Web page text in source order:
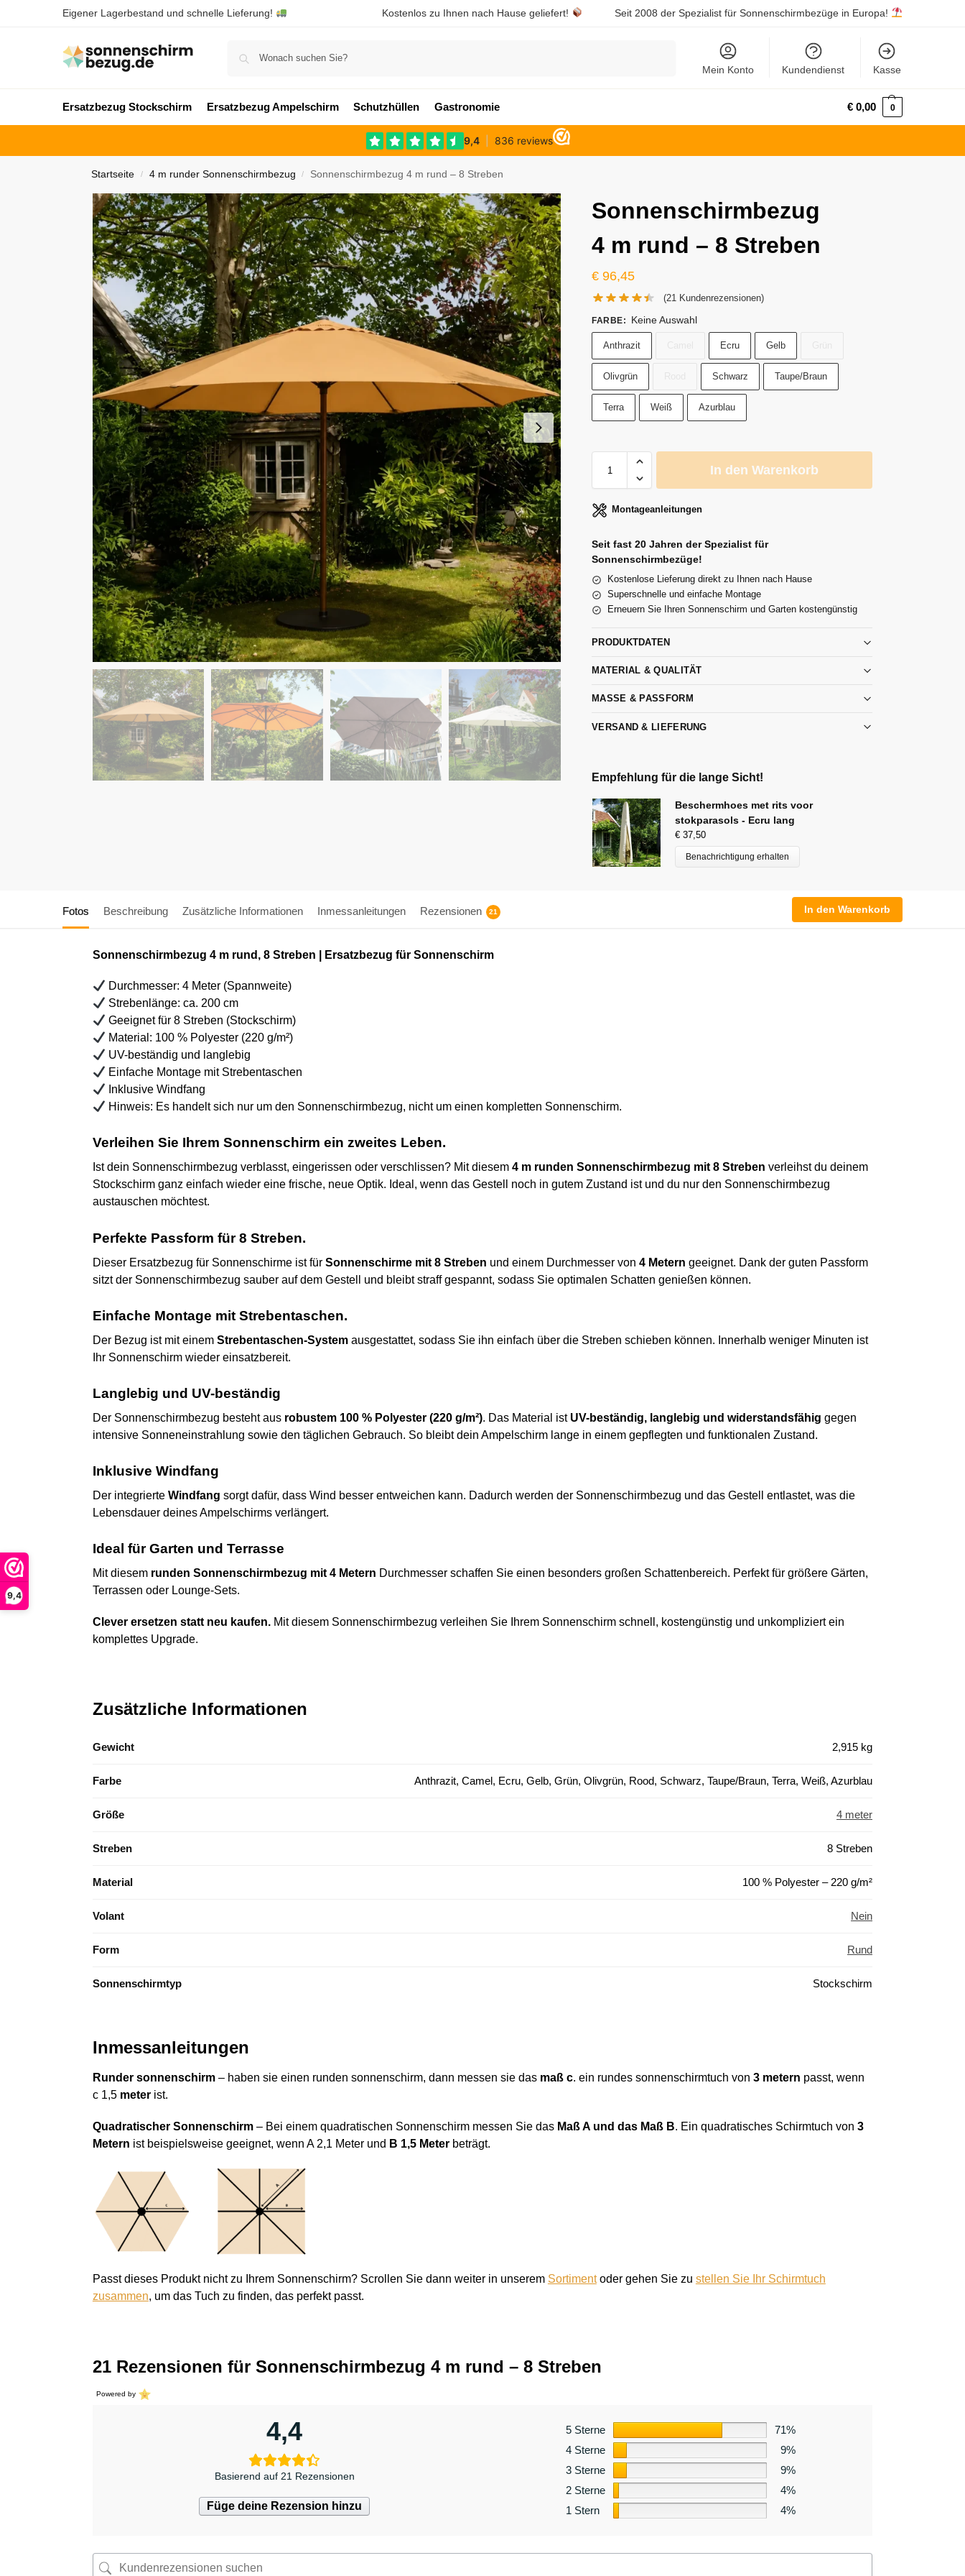
9,4
Eigener Lagerbestand und schnelle Lieferung! Kostenlos zu Ihnen nach Hause geliefert! Seit 2008 der Spezialist für Sonnenschirmbezüge in Europa!
Mein Konto Kundendienst Kasse
Ersatzbezug Stockschirm Ersatzbezug Ampelschirm Schutzhüllen Gastronomie € 0,00 0
Startseite / 4 m runder Sonnenschirmbezug / Sonnenschirmbezug 4 m rund – 8 Streben
Sonnenschirmbezug
4 m rund – 8 Streben
€ 96,45
(21Kundenrezensionen)
FARBE: Keine Auswahl
Anthrazit Ecru Gelb
Olivgrün Schwarz Taupe/Braun
Terra Weiß Azurblau
In den Warenkorb
Montageanleitungen
Seit fast 20 Jahren der Spezialist für
Sonnenschirmbezüge!
Kostenlose Lieferung direkt zu Ihnen nach Hause
Superschnelle und einfache Montage
Erneuern Sie Ihren Sonnenschirm und Garten kostengünstig
PRODUKTDATEN
MATERIAL & QUALITÄT
MASSE & PASSFORM
VERSAND & LIEFERUNG
Empfehlung für die lange Sicht!
Beschermhoes met rits voor
stokparasols - Ecru lang
€ 37,50
Benachrichtigung erhalten
Fotos Beschreibung Zusätzliche Informationen Inmessanleitungen Rezensionen 21 In den Warenkorb
Sonnenschirmbezug 4 m rund, 8 Streben | Ersatzbezug für Sonnenschirm
Durchmesser: 4 Meter (Spannweite)
Strebenlänge: ca. 200 cm
Geeignet für 8 Streben (Stockschirm)
Material: 100 % Polyester (220 g/m²)
UV-beständig und langlebig
Einfache Montage mit Strebentaschen
Inklusive Windfang
Hinweis: Es handelt sich nur um den Sonnenschirmbezug, nicht um einen kompletten Sonnenschirm.
Verleihen Sie Ihrem Sonnenschirm ein zweites Leben.
Ist dein Sonnenschirmbezug verblasst, eingerissen oder verschlissen? Mit diesem 4 m runden Sonnenschirmbezug mit 8 Streben verleihst du deinem
Stockschirm ganz einfach wieder eine frische, neue Optik. Ideal, wenn das Gestell noch in gutem Zustand ist und du nur den Sonnenschirmbezug
austauschen möchtest.
Perfekte Passform für 8 Streben.
Dieser Ersatzbezug für Sonnenschirme ist für Sonnenschirme mit 8 Streben und einem Durchmesser von 4 Metern geeignet. Dank der guten Passform
sitzt der Sonnenschirmbezug sauber auf dem Gestell und bleibt straff gespannt, sodass Sie optimalen Schatten genießen können.
Einfache Montage mit Strebentaschen.
Der Bezug ist mit einem Strebentaschen-Systemausgestattet, sodass Sie ihn einfach über die Streben schieben können. Innerhalb weniger Minuten ist
Ihr Sonnenschirm wieder einsatzbereit.
Langlebig und UV-beständig
Der Sonnenschirmbezug besteht aus robustem 100 % Polyester (220 g/m²). Das Material ist UV-beständig, langlebig und widerstandsfähig gegen
intensive Sonneneinstrahlung sowie den täglichen Gebrauch. So bleibt dein Ampelschirm lange in einem gepflegten und funktionalen Zustand.
Inklusive Windfang
Der integrierte Windfang sorgt dafür, dass Wind besser entweichen kann. Dadurch werden der Sonnenschirmbezug und das Gestell entlastet, was die
Lebensdauer deines Ampelschirms verlängert.
Ideal für Garten und Terrasse
Mit diesemrunden Sonnenschirmbezug mit 4 Metern Durchmesser schaffen Sie einen besonders großen Schattenbereich. Perfekt für größere Gärten,
Terrassen oder Lounge-Sets.
Clever ersetzen statt neu kaufen.Mit diesem Sonnenschirmbezug verleihen Sie Ihrem Sonnenschirm schnell, kostengünstig und unkompliziert ein
komplettes Upgrade.
Zusätzliche Informationen
Gewicht 2,915 kg
Farbe Anthrazit, Camel, Ecru, Gelb, Grün, Olivgrün, Rood, Schwarz, Taupe/Braun, Terra, Weiß, Azurblau
Größe 4 meter
Streben 8 Streben
Material 100 % Polyester – 220 g/m²
Volant Nein
Form Rund
Sonnenschirmtyp Stockschirm
Inmessanleitungen
Runder sonnenschirm– haben sie einen runden sonnenschirm, dann messen sie dasmaß c. ein rundes sonnenschirmtuch von 3 metern passt, wenn
c 1,5 meterist.
Quadratischer Sonnenschirm– Bei einem quadratischen Sonnenschirm messen Sie das Maß A und das Maß B. Ein quadratisches Schirmtuch von 3
Metern ist beispielsweise geeignet, wenn A 2,1 Meter und B 1,5 Meterbeträgt.
Passt dieses Produkt nicht zu Ihrem Sonnenschirm? Scrollen Sie dann weiter in unserem Sortimentoder gehen Sie zu stellen Sie Ihr Schirmtuch
zusammen, um das Tuch zu finden, das perfekt passt.
21 Rezensionen für Sonnenschirmbezug 4 m rund – 8 Streben
Powered by
4,4
Basierend auf 21 Rezensionen
Füge deine Rezension hinzu
5 Sterne
71%
4 Sterne
9%
3 Sterne
9%
2 Sterne
4%
1 Stern
4%